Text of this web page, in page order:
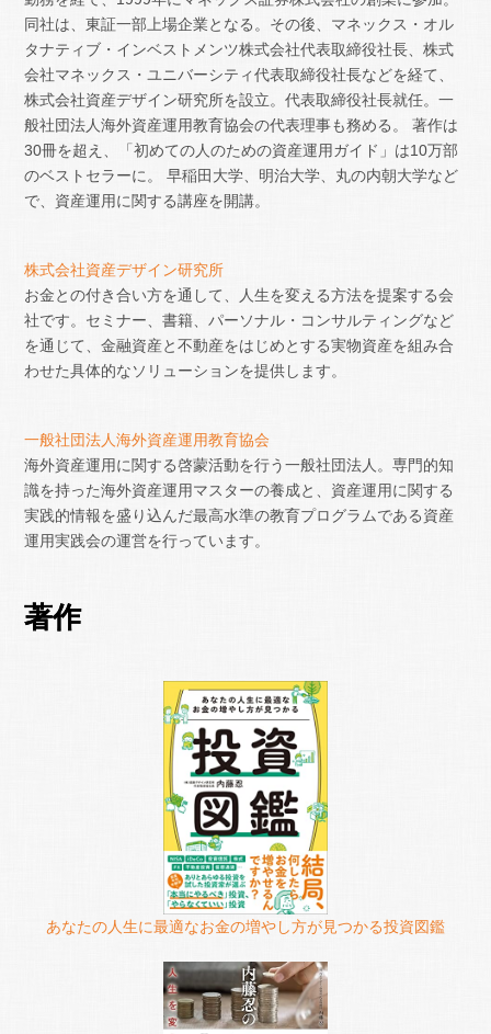
同社は、東証一部上場企業となる。その後、マネックス・オル
タナティブ・インベストメンツ株式会社代表取締役社長、株式
会社マネックス・ユニバーシティ代表取締役社長などを経て、
株式会社資産デザイン研究所を設立。代表取締役社長就任。一
般社団法人海外資産運用教育協会の代表理事も務める。 著作は
30冊を超え、「初めての人のための資産運用ガイド」は10万部
のベストセラーに。 早稲田大学、明治大学、丸の内朝大学など
で、資産運用に関する講座を開講。
株式会社資産デザイン研究所
お金との付き合い方を通して、人生を変える方法を提案する会
社です。セミナー、書籍、パーソナル・コンサルティングなど
を通じて、金融資産と不動産をはじめとする実物資産を組み合
わせた具体的なソリューションを提供します。
一般社団法人海外資産運用教育協会
海外資産運用に関する啓蒙活動を行う一般社団法人。専門的知
識を持った海外資産運用マスターの養成と、資産運用に関する
実践的情報を盛り込んだ最高水準の教育プログラムである資産
運用実践会の運営を行っています。
著作
あなたの人生に最適なお金の増やし方が見つかる投資図鑑